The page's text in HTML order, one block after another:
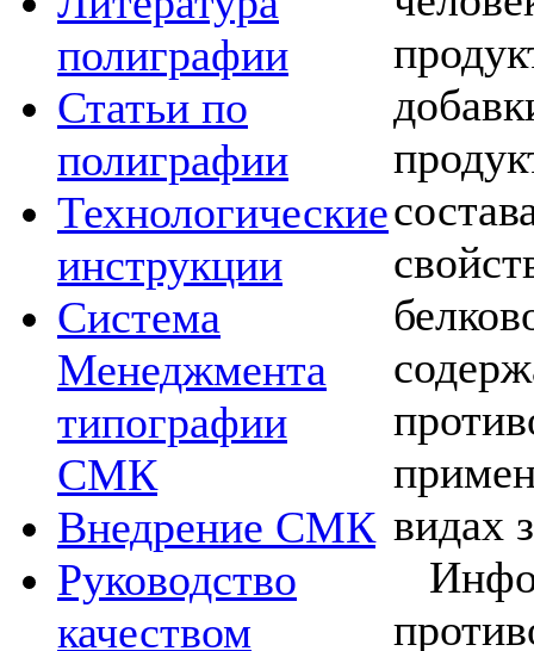
полиграфии
Статьи по
полиграфии
Технологические
инструкции
Система
Менеджмента
типографии
СМК
Внедрение СМК
Руководство
качеством
видах